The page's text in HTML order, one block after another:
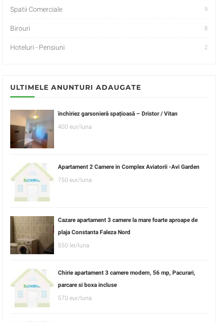
Spatii Comerciale 9
Birouri 8
Hoteluri - Pensiuni 2
ULTIMELE ANUNTURI ADAUGATE
închiriez garsonieră spațioasă – Dristor / Vitan
400 eur/luna
Apartament 2 Camere in Complex Aviatorii -Avi Garden
750 eur/luna
Cazare apartament 3 camere la mare foarte aproape de
plaja Constanta Faleza Nord
550 lei/luna
Chirie apartament 3 camere modern, 56 mp, Pacurari,
parcare si boxa incluse
570 eur/luna